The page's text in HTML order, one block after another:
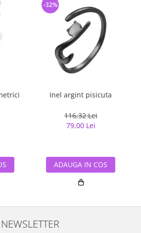
Inel argint pisicuta
116,32 Lei
79,00 Lei
-32%
ADAUGA IN COS
NEWSLETTER